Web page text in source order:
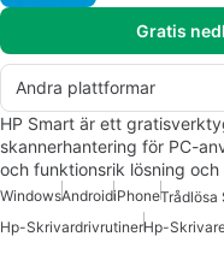
Gratis
Andra plattformar
HP Smart är ett
skannerhantering för PC-
och funktionsrik lösning
WindowsAndroidiPhone
Hp-SkrivardrivrutinerHp-